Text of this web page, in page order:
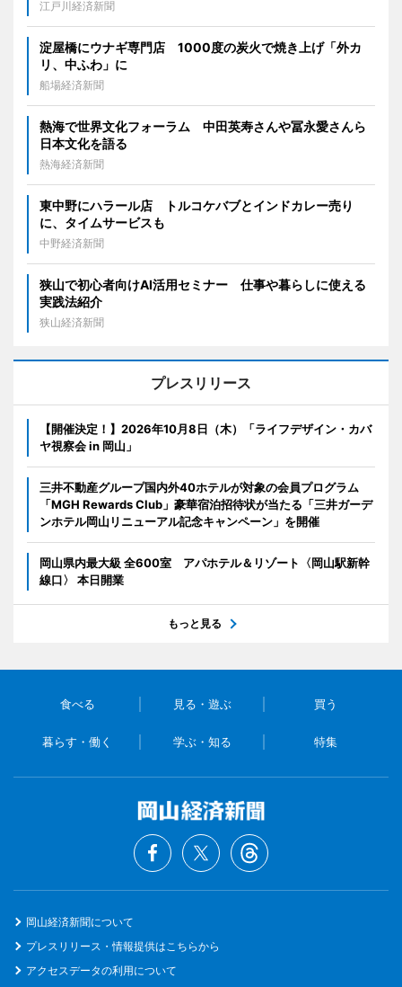
江戸川経済新聞
淀屋橋にウナギ専門店 1000度の炭火で焼き上げ「外カ
リ、中ふわ」に
船場経済新聞
熱海で世界文化フォーラム 中田英寿さんや冨永愛さんら
日本文化を語る
熱海経済新聞
東中野にハラール店 トルコケバブとインドカレー売り
に、タイムサービスも
中野経済新聞
狭山で初心者向けAI活用セミナー 仕事や暮らしに使える
実践法紹介
狭山経済新聞
プレスリリース
【開催決定！】2026年10月8日（木）「ライフデザイン・カバ
ヤ視察会 in 岡山」
三井不動産グループ国内外40ホテルが対象の会員プログラム
「MGH Rewards Club」豪華宿泊招待状が当たる「三井ガーデ
ンホテル岡山リニューアル記念キャンペーン」を開催
岡山県内最大級 全600室 アパホテル＆リゾート〈岡山駅新幹
線口〉 本日開業
もっと見る
食べる 見る・遊ぶ 買う
暮らす・働く 学ぶ・知る 特集
岡山経済新聞について
プレスリリース・情報提供はこちらから
アクセスデータの利用について